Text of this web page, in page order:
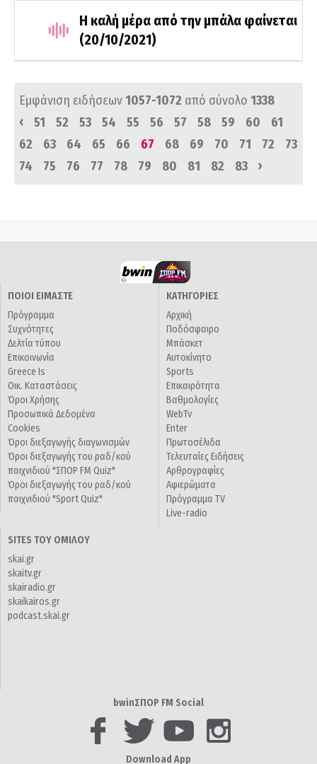
Η καλή μέρα από την μπάλα φαίνεται
(20/10/2021)
Εμφάνιση ειδήσεων1057-1072 από σύνολο 1338
‹
51 52 53 54 55 56 57 58 59 60
61
62
63 64 65 66 67 68 69 70 71 72
73
74
75 76 77 78 79 80 81 82 83 ›
ΠΟΙΟΙ ΕΙΜΑΣΤΕ
Πρόγραμμα
Συχνότητες
Δελτία τύπου
Επικοινωνία
Greece Is
Οικ. Καταστάσεις
Όροι Χρήσης
Προσωπικά Δεδομένα
Cookies
Όροι διεξαγωγής διαγωνισμών
Όροι διεξαγωγής του ραδ/κού
παιχνιδιού "ΣΠΟΡ FM Quiz"
Όροι διεξαγωγής του ραδ/κού
παιχνιδιού "Sport Quiz"
ΚΑΤΗΓΟΡΙΕΣ
Αρχική
Ποδόσφαιρο
Μπάσκετ
Αυτοκίνητο
Sports
Επικαιρότητα
Βαθμολογίες
WebTv
Enter
Πρωτοσέλιδα
Τελευταίες Ειδήσεις
Αρθρογραφίες
Αφιερώματα
Πρόγραμμα TV
Live-radio
SITES ΤΟΥ ΟΜΙΛΟΥ
skai.gr
skaitv.gr
skairadio.gr
skaikairos.gr
podcast.skai.gr
bwinΣΠΟΡ FM Social
Download App